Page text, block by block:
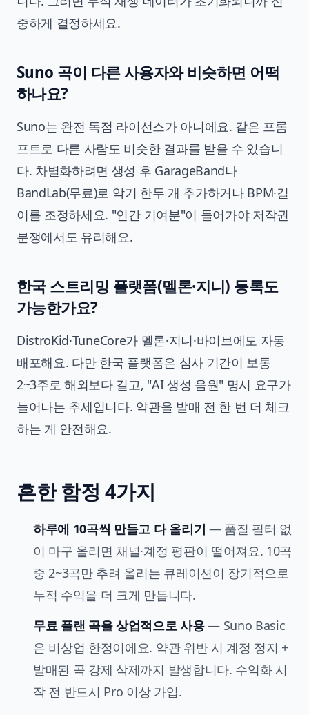
중하게 결정하세요.
Suno 곡이 다른 사용자와 비슷하면 어떡
하나요?
Suno는 완전 독점 라이선스가 아니에요. 같은 프롬
프트로 다른 사람도 비슷한 결과를 받을 수 있습니
다. 차별화하려면 생성 후 GarageBand나
BandLab(무료)로 악기 한두 개 추가하거나 BPM·길
이를 조정하세요. "인간 기여분"이 들어가야 저작권
분쟁에서도 유리해요.
한국 스트리밍 플랫폼(멜론·지니) 등록도
가능한가요?
DistroKid·TuneCore가 멜론·지니·바이브에도 자동
배포해요. 다만 한국 플랫폼은 심사 기간이 보통
2~3주로 해외보다 길고, "AI 생성 음원" 명시 요구가
늘어나는 추세입니다. 약관을 발매 전 한 번 더 체크
하는 게 안전해요.
흔한 함정 4가지
하루에 10곡씩 만들고 다 올리기 — 품질 필터 없
이 마구 올리면 채널·계정 평판이 떨어져요. 10곡
중 2~3곡만 추려 올리는 큐레이션이 장기적으로
누적 수익을 더 크게 만듭니다.
무료 플랜 곡을 상업적으로 사용— Suno Basic
은 비상업 한정이에요. 약관 위반 시 계정 정지 +
발매된 곡 강제 삭제까지 발생합니다. 수익화 시
작 전 반드시 Pro 이상 가입.